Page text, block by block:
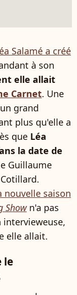
Salamé a créé
à son
elle allait
Carnet. Une
grand
plus qu'elle a
que Léa
la date de
Guillaume
nouvelle saison
Shown'a pas
intervieweuse,
elle allait.
le